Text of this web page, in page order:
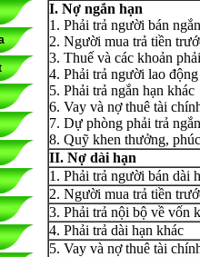
I. Nợ ngắn hạn
1. Phải trả người bán
2. Người mua trả tiền
3. Thuế và các khoản
4. Phải trả người lao động
5. Phải trả ngắn hạn khác
6. Vay và nợ thuê tài
7. Dự phòng phải trả
8. Quỹ khen thưởng,
II. Nợ dài hạn
1. Phải trả người bán dài
2. Người mua trả tiền
3. Phải trả nội bộ về vốn
4. Phải trả dài hạn khác
5. Vay và nợ thuê tài
Mã capcha
Lưu ý: Những ô dấu(*)là bắt
Gửi